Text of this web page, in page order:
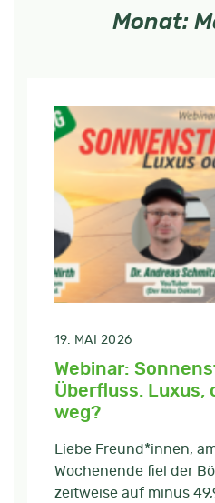
Monat:
19. MAI 2026
Webinar:
Überfluss. Luxus,
weg?
Liebe Freund*innen,
Wochenende fiel der
zeitweise auf minus